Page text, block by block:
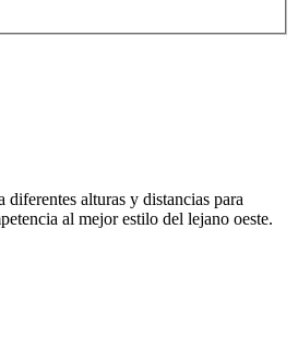
alturas y distancias para
al mejor estilo del lejano oeste.